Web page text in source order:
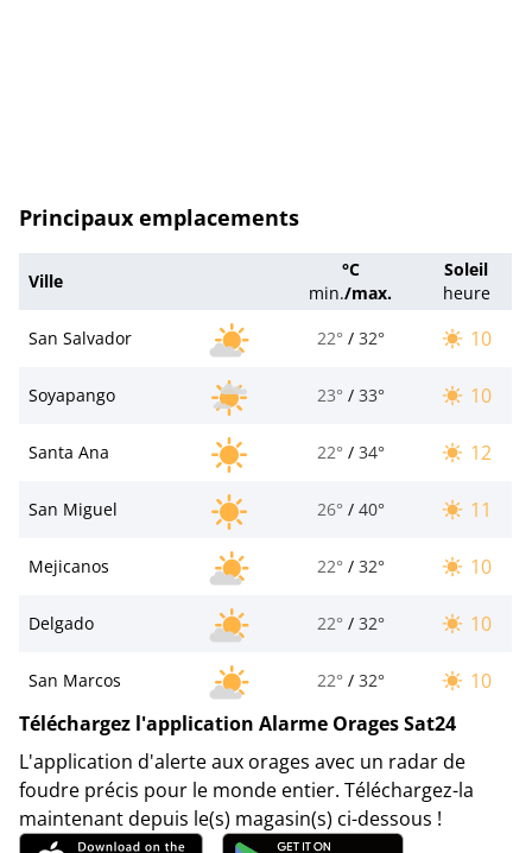
Principaux emplacements
Ville
°C
min./max.
Soleil
heure
San Salvador
22° / 32° 10
Soyapango 23° / 33° 10
Santa Ana 22° / 34° 12
San Miguel 26° / 40° 11
Mejicanos 22° / 32° 10
Delgado 22° / 32° 10
San Marcos 22° / 32°
10
Téléchargez l'application Alarme Orages Sat24
L'application d'alerte aux orages avec un radar de
foudre précis pour le monde entier. Téléchargez-la
maintenant depuis le(s) magasin(s) ci-dessous !